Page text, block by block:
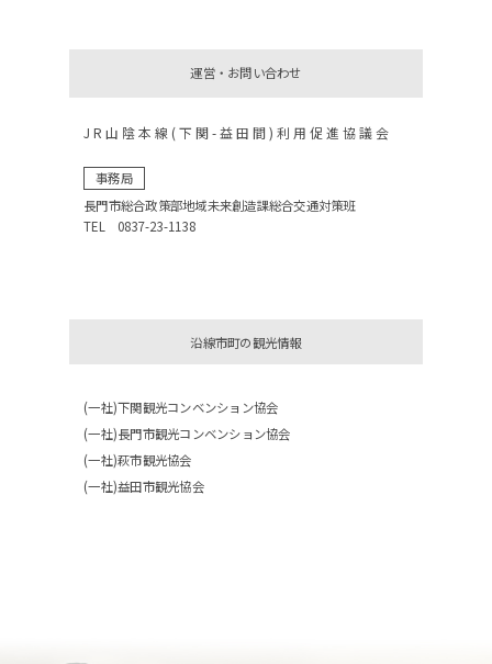
運営・お問い合わせ
JR山陰本線(下関-益田間)利用促進協議会
事務局
長門市総合政策部地域未来創造課総合交通対策班
TEL 0837-23-1138
沿線市町の観光情報
(一社)下関観光コンベンション協会
(一社)長門市観光コンベンション協会
(一社)萩市観光協会
(一社)益田市観光協会